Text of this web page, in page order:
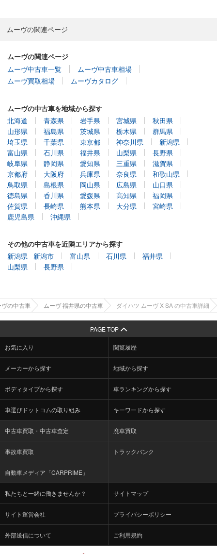
ムーヴの関連ページ
ムーヴの関連ページ
ムーヴ中古車一覧
ムーヴ中古車相場
ムーヴ買取相場
ムーヴカタログ
ムーヴの中古車を地域から探す
北海道
青森県 岩手県 宮城県
秋田県
山形県
福島県 茨城県 栃木県
群馬県
埼玉県
千葉県 東京都 神奈川県
新潟県
富山県
石川県 福井県 山梨県
長野県
岐阜県
静岡県 愛知県 三重県
滋賀県
京都府
大阪府 兵庫県 奈良県
和歌山県
鳥取県
島根県 岡山県 広島県
山口県
徳島県
香川県 愛媛県 高知県
福岡県
佐賀県
長崎県 熊本県 大分県
宮崎県
鹿児島県
沖縄県
その他の中古車を近隣エリアから探す
新潟県
新潟市 富山県 石川県
福井県
山梨県
長野県
ヴの中古車 ムーヴ 福井県の中古車 ダイハツ ムーヴ X SA の中古車詳細
PAGE TOP
お気に入り 閲覧履歴
メーカーから探す 地域から探す
ボディタイプから探す 車ランキングから探す
車選びドットコムの取り組み キーワードから探す
中古車買取・中古車査定 廃車買取
事故車買取 トラックバンク
自動車メディア「CARPRIME」
私たちと一緒に働きませんか？ サイトマップ
サイト運営会社 プライバシーポリシー
外部送信について ご利用規約